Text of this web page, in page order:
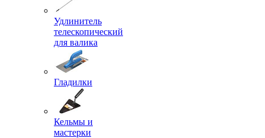
Удлинитель
телескопический
для валика
Гладилки
Кельмы и
мастерки